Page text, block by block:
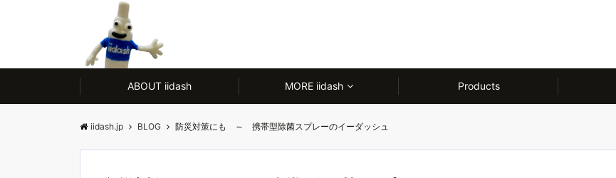
ABOUT iidash MORE iidash Products
iidash.jp BLOG 防災対策にも ～ 携帯型除菌スプレーのイーダッシュ